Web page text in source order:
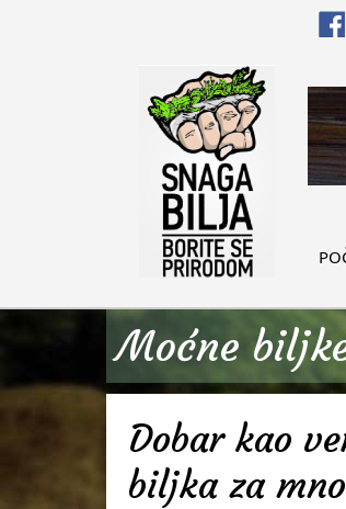
Moćne
Dobar kao
biljka za